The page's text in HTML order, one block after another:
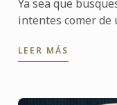
Ya sea que
intentes comer de
sabores que ...
LEER MÁS